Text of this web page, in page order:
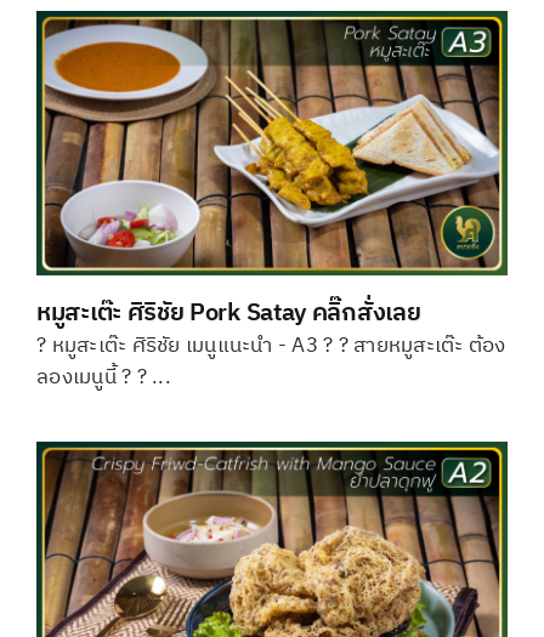
หมูสะเต๊ะ ศิริชัย Pork Satay คลิ๊กสั่งเลย
? หมูสะเต๊ะ ศิริชัย เมนูแนะนำ - A3 ? ? สายหมูสะเต๊ะ ต้อง
ลองเมนูนี้ ? ? ...